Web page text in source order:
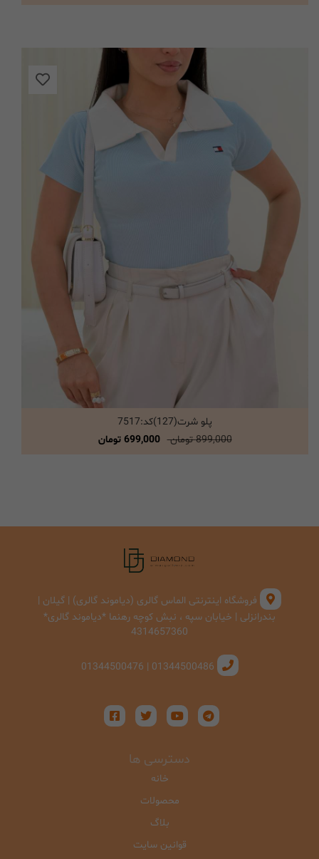
انتخاب گزینه ها
پلو شرت(127)کد:7517
899,000 تومان
699,000 تومان
فروشگاه اینترنتی الماس گالری (دیاموند گالری) | گیلان |
بندرانزلی | خیابان سپه ، نبش کوچه رهنما *دیاموند گالری*
4314657360
01344500486 | 01344500476
دسترسی ها
خانه
محصولات
بلاگ
قوانین سایت